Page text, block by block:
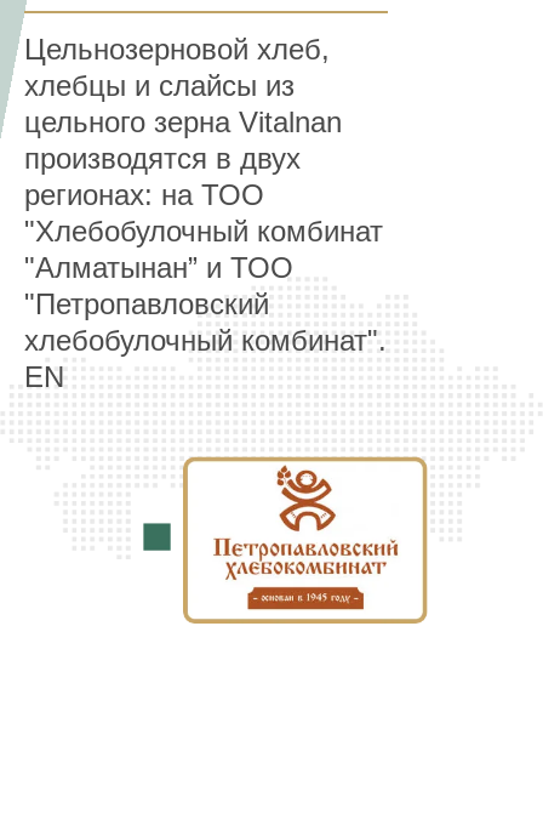
Цельнозерновой хлеб,
хлебцы и слайсы из
цельного зерна Vitalnan
производятся в двух
регионах: на ТОО
"Хлебобулочный комбинат
"Алматынан” и ТОО
"Петропавловский
хлебобулочный комбинат".
EN